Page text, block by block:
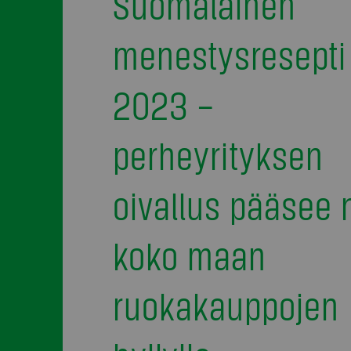
menestysresepti
2023 –
perheyrityksen
oivallus pääsee
koko maan
ruokakauppojen